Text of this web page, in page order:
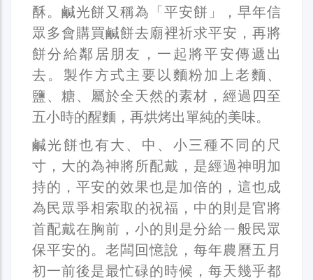
酥。鹹光餅又稱為「平安餅」，早年信
眾多會購買鹹餅去廟裡祈求平安，再將
餅分給鄰居朋友，一起將平安傳遞出
去。製作方式主要以麵粉加上老麵、
鹽、糖、屬於全天然的素材，經過四至
五小時的醒麵，再烘烤出單純的美味。
鹹光餅也有大、中、小三種不同的尺
寸，大的為神將所配戴，是經過神明加
持的，平安的效果也是加倍的，這也成
為民眾爭相索取的祝福，中的則是官將
首配戴在胸前，小的則是分給ㄧ般民眾
保平安的。老闆回憶說，每年農曆五月
初一前後是最忙碌的時候，每天幾乎都